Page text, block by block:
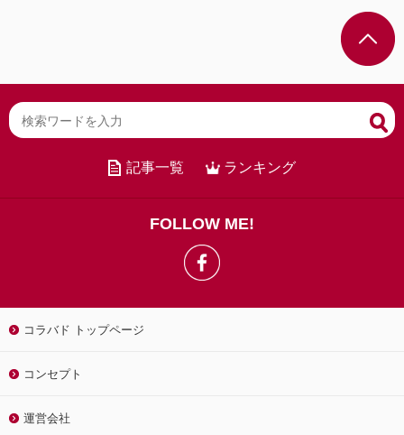
記事一覧 ランキング
FOLLOW ME!
コラバド トップページ
コンセプト
運営会社